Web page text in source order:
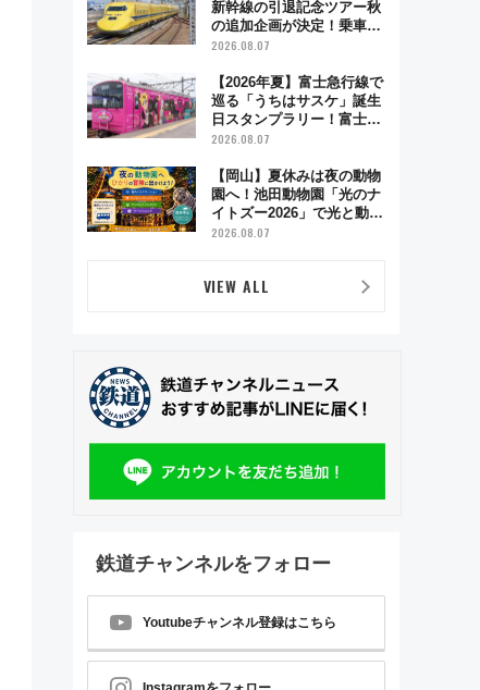
新幹線の引退記念ツアー秋
の追加企画が決定！乗車体
験やグッズ・ホテル情報ま
2026.08.07
【2026年夏】富士急行線で
巡る「うちはサスケ」誕生
日スタンプラリー！富士急
ハイランド限定グルメ＆グ
2026.08.07
【岡山】夏休みは夜の動物
園へ！池田動物園「光のナ
イトズー2026」で光と動物
が彩る特別な夜
2026.08.07
VIEW ALL
鉄道チャンネルをフォロー
Youtubeチャンネル登録はこちら